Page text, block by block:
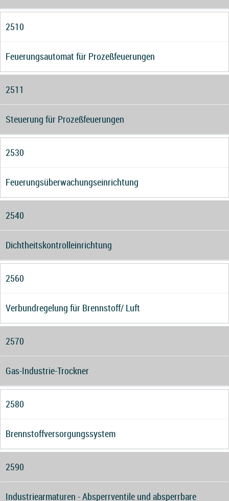
2510
Feuerungsautomat für Prozeßfeuerungen
2511
Steuerung für Prozeßfeuerungen
2530
Feuerungsüberwachungseinrichtung
2540
Dichtheitskontrolleinrichtung
2560
Verbundregelung für Brennstoff/ Luft
2570
Gas-Industrie-Trockner
2580
Brennstoffversorgungssystem
2590
Industriearmaturen - Absperrventile und absperrbare